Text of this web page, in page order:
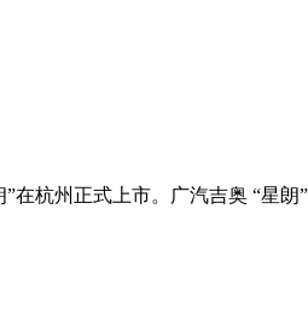
在杭州正式上市。广汽吉奥 “星